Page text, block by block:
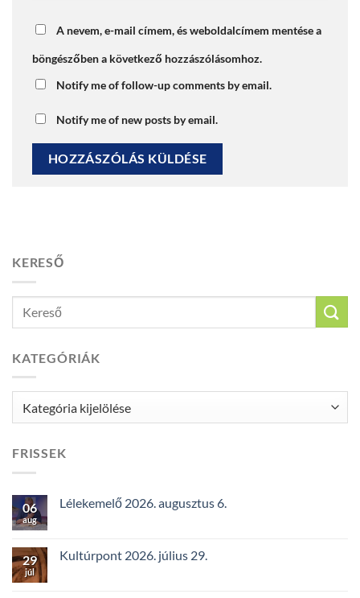
A nevem, e-mail címem, és weboldalcímem mentése a
böngészőben a következő hozzászólásomhoz.
Notify me of follow-up comments by email.
Notify me of new posts by email.
KERESŐ
KATEGÓRIÁK
FRISSEK
06
aug
Lélekemelő 2026. augusztus 6.
29
júl
Kultúrpont 2026. július 29.